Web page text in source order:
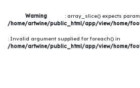
Warning
: array_slice() expects
/home/artwine/public_html/app/view/home/
: Invalid argument supplied for foreach() in
/home/artwine/public_html/app/view/home/